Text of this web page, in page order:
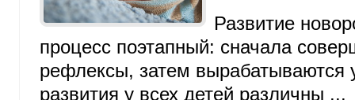
Развитие
процесс поэтапный: сначала
рефлексы, затем
развития у всех детей различны ...